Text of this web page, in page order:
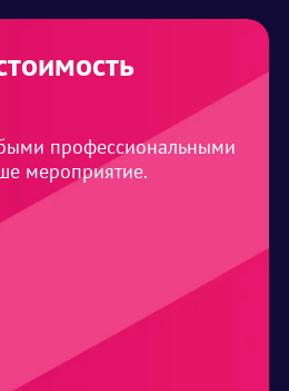
профессиональными
мероприятие.